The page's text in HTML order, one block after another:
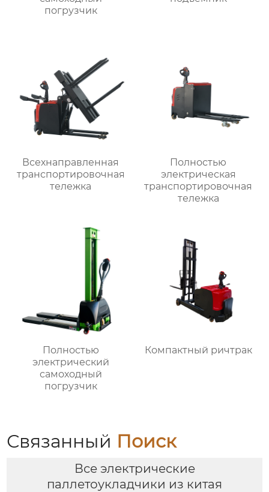
погрузчик
Всехнаправленная
транспортировочная
тележка
Полностью
электрическая
транспортировочная
тележка
Полностью
электрический
самоходный
погрузчик
Компактный ричтрак
Связанный Поиск
Все электрические
паллетоукладчики из китая